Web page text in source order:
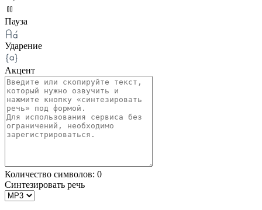
Пауза
Ударение
Акцент
Количество символов: 0
Синтезировать речь